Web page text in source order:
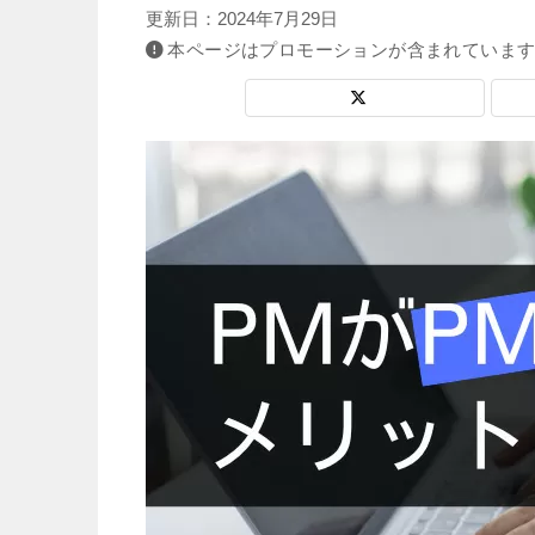
更新日： 2024年7月29日
本ページはプロモーションが含まれていま